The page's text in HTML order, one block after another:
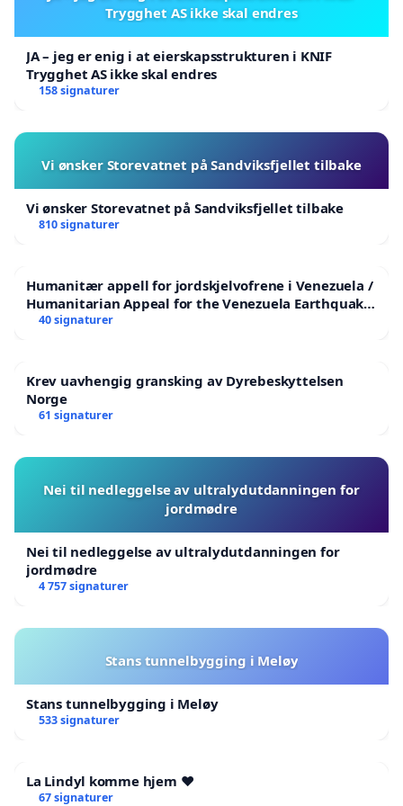
Trygghet AS ikke skal endres
JA – jeg er enig i at eierskapsstrukturen i KNIF
Trygghet AS ikke skal endres
158 signaturer
Vi ønsker Storevatnet på Sandviksfjellet tilbake
Vi ønsker Storevatnet på Sandviksfjellet tilbake
810 signaturer
Humanitær appell for jordskjelvofrene i Venezuela /
Humanitarian Appeal for the Venezuela Earthquake
Victims
40 signaturer
Krev uavhengig gransking av Dyrebeskyttelsen
Norge
61 signaturer
Nei til nedleggelse av ultralydutdanningen for
jordmødre
Nei til nedleggelse av ultralydutdanningen for
jordmødre
4 757 signaturer
Stans tunnelbygging i Meløy
Stans tunnelbygging i Meløy
533 signaturer
La Lindyl komme hjem ❤️
67 signaturer